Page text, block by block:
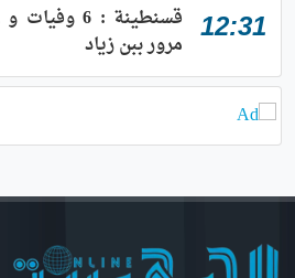
12:31
مرور ببن زياد